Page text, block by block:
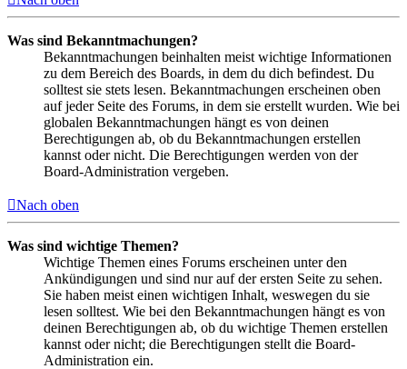
Was sind Bekanntmachungen?
Bekanntmachungen beinhalten meist wichtige Informationen
zu dem Bereich des Boards, in dem du dich befindest. Du
solltest sie stets lesen. Bekanntmachungen erscheinen oben
auf jeder Seite des Forums, in dem sie erstellt wurden. Wie bei
globalen Bekanntmachungen hängt es von deinen
Berechtigungen ab, ob du Bekanntmachungen erstellen
kannst oder nicht. Die Berechtigungen werden von der
Board-Administration vergeben.
Nach oben
Was sind wichtige Themen?
Wichtige Themen eines Forums erscheinen unter den
Ankündigungen und sind nur auf der ersten Seite zu sehen.
Sie haben meist einen wichtigen Inhalt, weswegen du sie
lesen solltest. Wie bei den Bekanntmachungen hängt es von
deinen Berechtigungen ab, ob du wichtige Themen erstellen
kannst oder nicht; die Berechtigungen stellt die Board-
Administration ein.